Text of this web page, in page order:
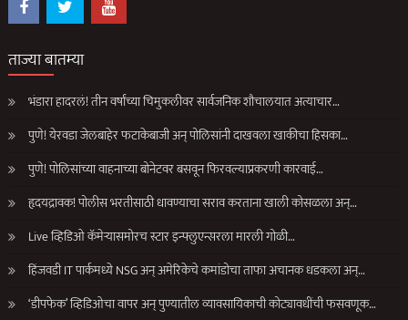
ताज्या बातम्या
भंडारा हादरलं! तीन वर्षांच्या चिमुकलीवर सार्वजनिक शौचालयात अत्याचार…
पुणे! येरवडा जेलबाहेर फटाकेबाजी अन् पोलिसांनी दाखवला खाकीचा हिसका…
पुणे! पोलिसांच्या वाहनाच्या बोनेटवर बसवून फिरवल्याप्रकरणी कारवाई…
हृदयद्रावक! पोलीस भरतीसाठी धावण्याचा सराव करताना खाली कोसळला अन्…
Live व्हिडिओ कॅमेऱ्यासमोरच स्टार इन्फ्लुएन्सरला मारली गोळी…
हिंजवडी IT पार्कमध्ये NSG अन् अमेरिकेचे कमांडोचा ताफा अचानक धडकला अन्…
‘डीपफेक’ व्हिडिओचा वापर अन् पुण्यातील व्यावसायिकाची कोट्यावधींची फसवणूक…